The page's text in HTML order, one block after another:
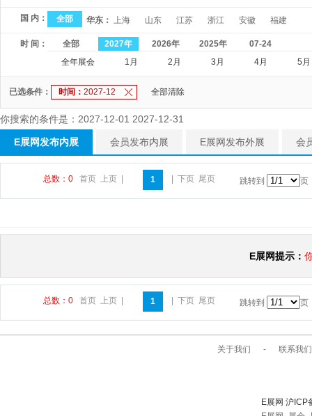
国 内： 全部 华东： 上海 山东 江苏 浙江 安徽 福建
时 间： 全部 2027年 2026年 2025年
07-24
全年展会
1月 2月 3月 4月 5月
已选条件： 时间： 2027-12 全部清除
你搜索的条件是：2027-12-01 2027-12-31
E展网发布内展 会员发布内展 E展网发布外展 会
总数：0 首页 上页 1 下页 尾页 跳转到 页
E展网提示：
总数：0 首页 上页 1 下页 尾页 跳转到 页
关于我们 - 联系我们
E展网 沪